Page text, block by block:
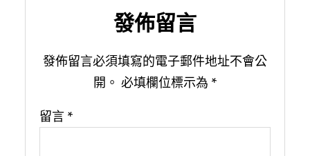
發佈留言
發佈留言必須填寫的電子郵件地址不會公
開。 必填欄位標示為 *
留言 *